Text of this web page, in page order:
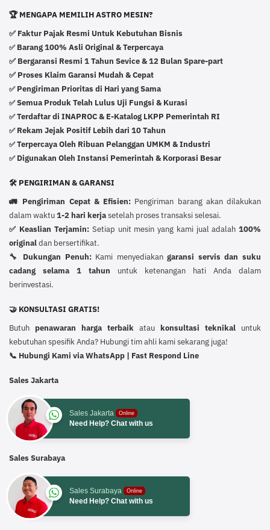
🏆 MENGAPA MEMILIH ASTRO MESIN?
✅ Faktur Pajak Resmi Untuk Kebutuhan Bisnis
✅ Barang 100% Asli Original & Terpercaya
✅ Bergaransi Resmi 1 Tahun Sevice & 12 Bulan Spare-part
✅ Proses Klaim Garansi Mudah & Cepat
✅ Pengiriman Prioritas di Hari yang Sama
✅Semua Produk Telah Lulus Uji Fungsi & Kurasi
✅Terdaftar di INAPROC & E-Katalog LKPP Pemerintah RI
✅ Rekam Jejak Positif Lebih dari 10 Tahun
✅Terpercaya Oleh Ribuan Pelanggan UMKM & Industri
✅ Digunakan Oleh Instansi Pemerintah & Korporasi Besar
🛠️ PENGIRIMAN & GARANSI
🚛 Pengiriman Cepat & Efisien: Pengiriman barang akan dilakukan
dalam waktu1-2 hari kerjasetelah proses transaksi selesai.
✅ Keaslian Terjamin: Setiap unit mesin yang kami jual adalah100%
originaldan bersertifikat.
🔧 Dukungan Penuh:Kami menyediakangaransi servis dan suku
cadang selama 1 tahun untuk ketenangan hati Anda dalam
berinvestasi.
🤝 KONSULTASI GRATIS!
Butuh penawaran harga terbaik atau konsultasi teknikal untuk
kebutuhan spesifik Anda? Hubungi tim ahli kami sekarang juga!
📞 Hubungi Kami via WhatsApp | Fast Respond Line
Sales Jakarta
Sales Jakarta Online
Need Help? Chat with us
Sales Surabaya
Sales Surabaya Online
Need Help? Chat with us